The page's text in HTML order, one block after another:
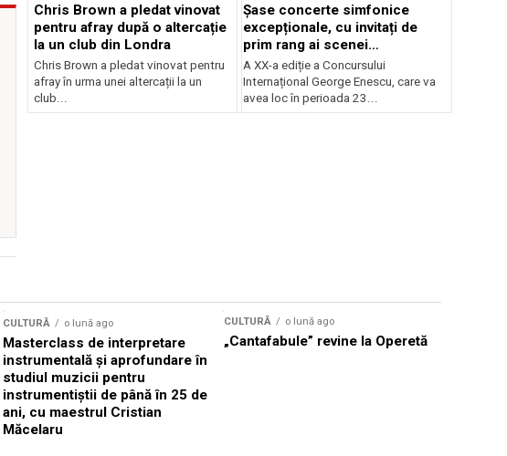
Chris Brown a pledat vinovat
pentru afray după o altercație
la un club din Londra
Chris Brown a pledat vinovat pentru
afray în urma unei altercații la un
club...
Șase concerte simfonice
excepționale, cu invitați de
prim rang ai scenei
internaționale și ansambluri
orchestrale românești de
prestigiu, în programul
Concursului Enescu 2026
A XX-a ediție a Concursului
Internațional George Enescu, care va
avea loc în perioada 23...
CULTURĂ o lună ago
Masterclass de interpretare
instrumentală și aprofundare în
studiul muzicii pentru
instrumentiștii de până în 25 de
ani, cu maestrul Cristian
Măcelaru
CULTURĂ o lună ago
„Cantafabule” revine la Operetă